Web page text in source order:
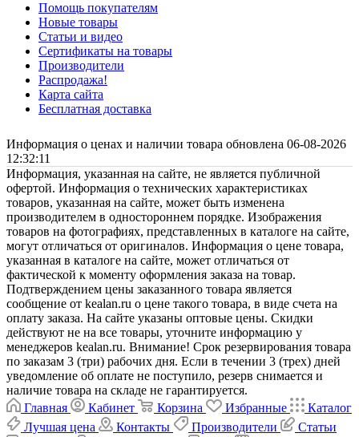
Помощь покупателям
Новые товары
Статьи и видео
Сертификаты на товары
Производители
Распродажа!
Карта сайта
Бесплатная доставка
Информация о ценах и наличии товара обновлена 06-08-2026
12:32:11
Информация, указанная на сайте, не является публичной
офертой. Информация о технических характеристиках
товаров, указанная на сайте, может быть изменена
производителем в одностороннем порядке. Изображения
товаров на фотографиях, представленных в каталоге на сайте,
могут отличаться от оригиналов. Информация о цене товара,
указанная в каталоге на сайте, может отличаться от
фактической к моменту оформления заказа на товар.
Подтверждением цены заказанного товара является
сообщение от kealan.ru о цене такого товара, в виде счета на
оплату заказа. На сайте указаны оптовые цены. Скидки
действуют не на все товары, уточните информацию у
менеджеров kealan.ru. Внимание! Срок резервирования товара
по заказам 3 (три) рабочих дня. Если в течении 3 (трех) дней
уведомление об оплате не поступило, резерв снимается и
наличие товара на складе не гарантируется.
Главная
Кабинет Корзина Избранные
Каталог
Лучшая цена
Контакты Производители
Статьи